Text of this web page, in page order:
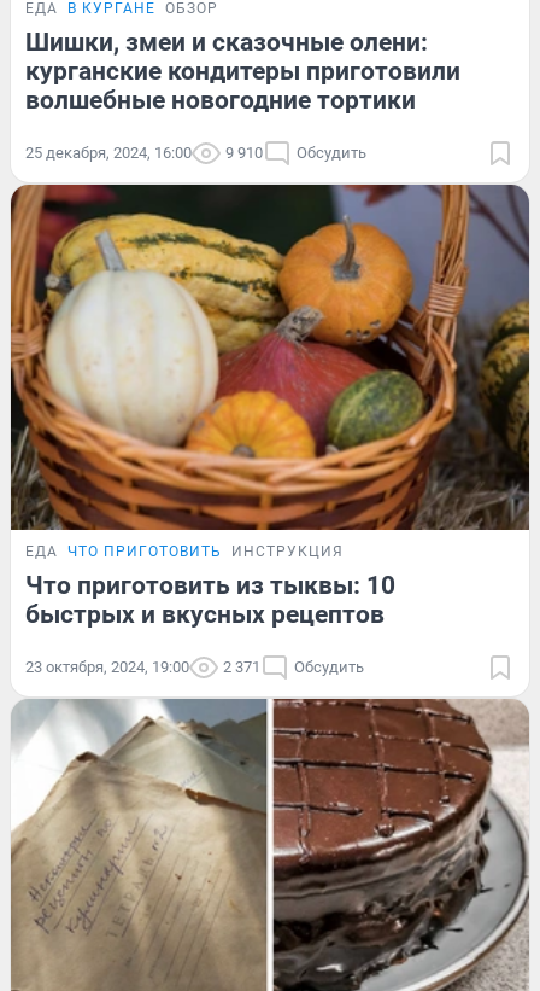
ЕДА В КУРГАНЕ ОБЗОР
Шишки, змеи и сказочные олени:
курганские кондитеры приготовили
волшебные новогодние тортики
25 декабря, 2024, 16:00 9 910 Обсудить
ЕДА ЧТО ПРИГОТОВИТЬ ИНСТРУКЦИЯ
Что приготовить из тыквы: 10
быстрых и вкусных рецептов
23 октября, 2024, 19:00 2 371 Обсудить